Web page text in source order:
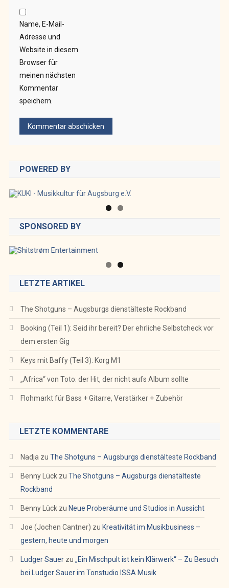
Name, E-Mail-
Adresse und
Website in diesem
Browser für
meinen nächsten
Kommentar
speichern.
POWERED BY
SPONSORED BY
LETZTE ARTIKEL
The Shotguns – Augsburgs dienstälteste Rockband
Booking (Teil 1): Seid ihr bereit? Der ehrliche Selbstcheck vor
dem ersten Gig
Keys mit Baffy (Teil 3): Korg M1
„Africa“ von Toto: der Hit, der nicht aufs Album sollte
Flohmarkt für Bass + Gitarre, Verstärker + Zubehör
LETZTE KOMMENTARE
Nadja zu The Shotguns – Augsburgs dienstälteste Rockband
Benny Lückzu The Shotguns – Augsburgs dienstälteste
Rockband
Benny Lückzu Neue Proberäume und Studios in Aussicht
Joe (Jochen Cantner) zu Kreativität im Musikbusiness –
gestern, heute und morgen
Ludger Sauerzu „Ein Mischpult ist kein Klärwerk“ – Zu Besuch
bei Ludger Sauer im Tonstudio ISSA Musik